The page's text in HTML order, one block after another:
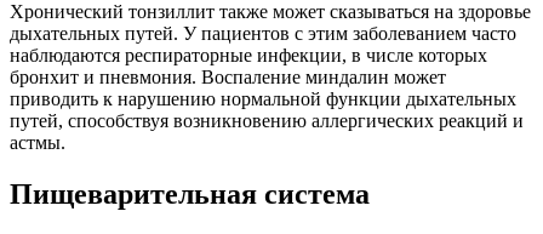
Хронический тонзиллит также может сказываться на здоровье
дыхательных путей. У пациентов с этим заболеванием часто
наблюдаются респираторные инфекции, в числе которых
бронхит и пневмония. Воспаление миндалин может
приводить к нарушению нормальной функции дыхательных
путей, способствуя возникновению аллергических реакций и
астмы.
Пищеварительная система